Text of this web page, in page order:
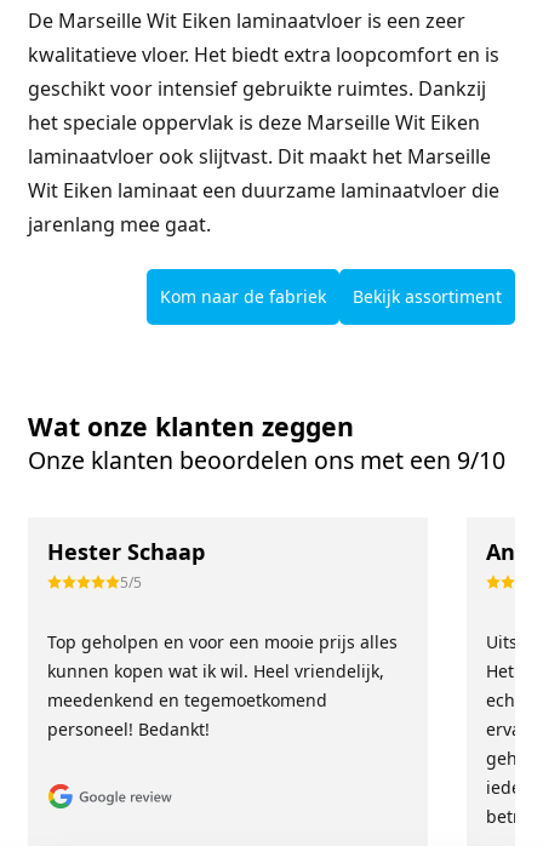
De Marseille Wit Eiken laminaatvloer is een zeer
kwalitatieve vloer. Het biedt extra loopcomfort en is
geschikt voor intensief gebruikte ruimtes. Dankzij
het speciale oppervlak is deze Marseille Wit Eiken
laminaatvloer ook slijtvast. Dit maakt het Marseille
Wit Eiken laminaat een duurzame laminaatvloer die
jarenlang mee gaat.
Kom naar de fabriek Bekijk assortiment
Wat onze klanten zeggen
Onze klanten beoordelen ons met een 9/10
Hester Schaap
5/5
Top geholpen en voor een mooie prijs alles
kunnen kopen wat ik wil. Heel vriendelijk,
meedenkend en tegemoetkomend
personeel! Bedankt!
Het
echt